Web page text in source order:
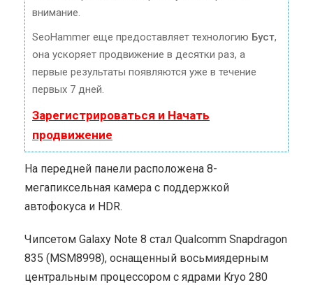
внимание.
SeoHammer еще предоставляет технологию Буст,
она ускоряет продвижение в десятки раз, а
первые результаты появляются уже в течение
первых 7 дней.
Зарегистрироваться и Начать
продвижение
На передней панели расположена 8-
мегапиксельная камера с поддержкой
автофокуса и HDR.
Чипсетом Galaxy Note 8 стал Qualcomm Snapdragon
835 (MSM8998), оснащенный восьмиядерным
центральным процессором с ядрами Kryo 280